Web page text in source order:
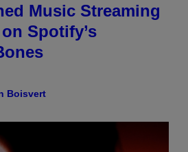
Music Streaming
Spotify’s
Boisvert